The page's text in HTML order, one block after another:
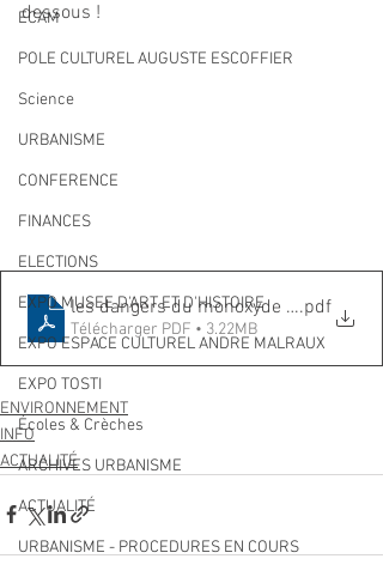
ECAM
POLE CULTUREL AUGUSTE ESCOFFIER
Science
URBANISME
CONFERENCE
FINANCES
ELECTIONS
EXPO MUSEE D'ART ET D'HISTOIRE
EXPO ESPACE CULTUREL ANDRE MALRAUX
EXPO TOSTI
Écoles & Crèches
ARCHIVES URBANISME
ACTUALITÉ
URBANISME - PROCEDURES EN COURS
dessous !
les dangers du monoxyde de carbone
.pdf
Télécharger PDF • 3.22MB
ENVIRONNEMENT
INFO
ACTUALITÉ